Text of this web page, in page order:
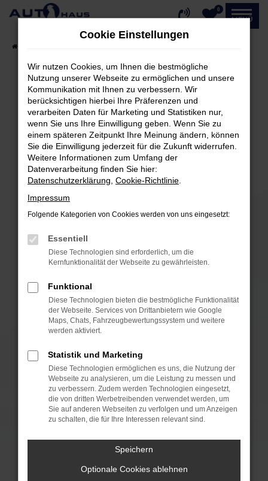
Zum
0
MENÜ
Fehler: Network Error
Beim Laden ist ein Fehler aufgetreten.
Hier sind ein paar Tipps, die dir helfen können:
Überprüfe deine Firewall und deine
Internetverbindung.
Laden andere Webseiten, zum Beispiel deine
Suchmaschine?
Prüfe deine Browsererweiterungen.
können das Laden bestimmter Seiten
verhindern. Funktioniert die Seite in einem
anderen Browser oder in einem privaten
Fenster?
Starte dein Gerät neu.
Das kann manchmal helfen, vorübergehende
Probleme zu beheben.
Betriebssystem auf dem neuesten Stand
sind.
Veraltete Software birgt nicht nur ein
Sicherheitsrisiko, sondern kann auch dazu
führen, dass bestimmte Funktionen nicht mehr
unterstützt werden.
Wende dich an den Webseitenbetreiber.
Wenn du alle oben genannten Schritte versucht
hast, kontaktiere uns bitte. Wir werden
Cookie Einstellungen
Wir nutzen Cookies, um Ihnen die bestmögliche
Nutzung unserer Webseite zu ermöglichen und unsere
Kommunikation mit Ihnen zu verbessern. Wir
berücksichtigen hierbei Ihre Präferenzen und
verarbeiten Daten für Marketing und Statistiken nur,
wenn Sie uns Ihre Einwilligung geben. Wenn Sie zu
einem späteren Zeitpunkt Ihre Meinung ändern, können
Sie die Einwilligung jederzeit für die Zukunft widerrufen.
Weitere Informationen zum Umfang der
Datenverarbeitung finden Sie hier:
Datenschutzerklärung Cookie-Richtlinie
Impressum
Folgende Kategorien von Cookies werden von uns eingesetzt:
Essentiell
Diese Technologien sind erforderlich, um die
Kernfunktionalität der Webseite zu gewährleisten.
Funktional
Diese Technologien bieten die bestmögliche Funktionalität
der Webseite. Services von Drittanbietern wie Google
Maps, Chats, Fahrzeugbewertungssystem und weitere
werden aktiviert.
Statistik und Marketing
Diese Technologien ermöglichen es uns, die Nutzung der
Webseite zu analysieren, um die Leistung zu messen und
zu verbessern. Zudem werden Technologien eingesetzt,
die von dritten Werbetreibenden verwendet werden, um
Sie auf anderen Webseiten zu verfolgen und um Anzeigen
zu schalten, die für Ihre Interessen relevant sind.
Speichern
Optionale Cookies ablehnen